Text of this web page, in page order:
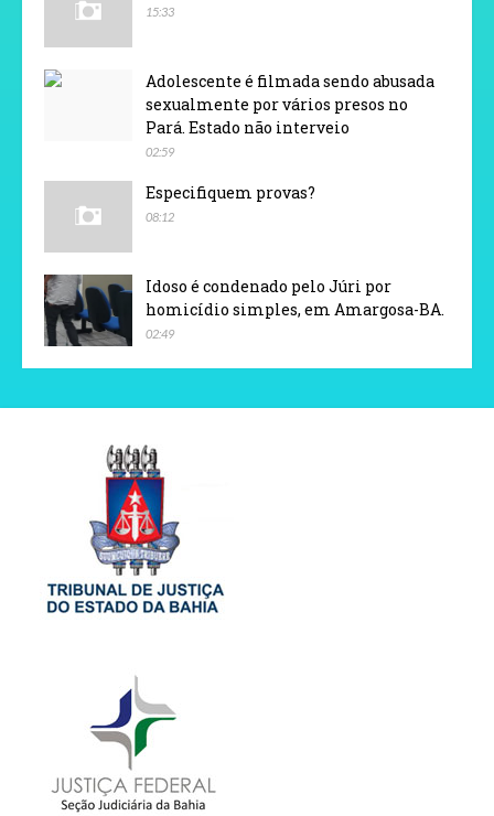
15:33
Adolescente é filmada sendo abusada
sexualmente por vários presos no
Pará. Estado não interveio
02:59
Especifiquem provas?
08:12
Idoso é condenado pelo Júri por
homicídio simples, em Amargosa-BA.
02:49